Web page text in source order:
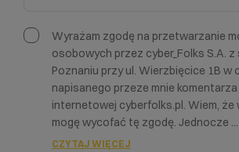
Wyrażam zgodę na przetwarzanie
osobowych przez cyber_Folks S.A. z
Poznaniu przy ul. Wierzbięcice 1B w
napisanego przeze mnie
internetowej cyberfolks.pl. Wiem, że
mogę wycofać tę zgodę. Jednocze ...
CZYTAJ WIĘCEJ